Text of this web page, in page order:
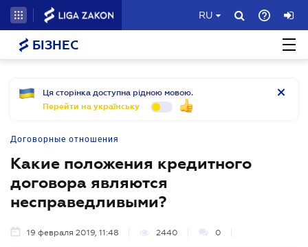
RU
БІЗНЕС
Ця сторінка доступна рідною мовою.
Перейти на українську
Договорные отношения
Какие положения кредитного
договора являются
несправедливыми?
19 февраля 2019, 11:48 2440 0